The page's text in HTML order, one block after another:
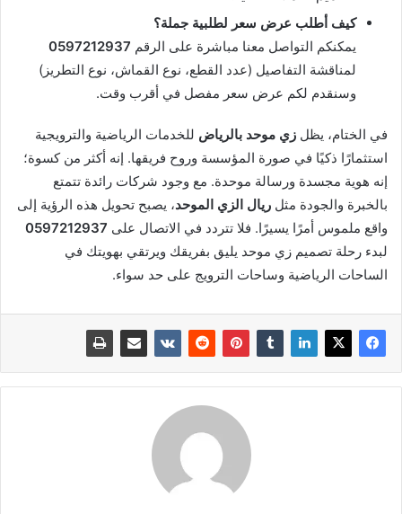
كيف أطلب عرض سعر لطلبية جملة؟
يمكنكم التواصل معنا مباشرة على الرقم 0597212937
لمناقشة التفاصيل (عدد القطع، نوع القماش، نوع التطريز)
وسنقدم لكم عرض سعر مفصل في أقرب وقت.
في الختام، يظل زي موحد بالرياض للخدمات الرياضية والترويجية
استثمارًا ذكيًا في صورة المؤسسة وروح فريقها. إنه أكثر من كسوة؛
إنه هوية مجسدة ورسالة موحدة. مع وجود شركات رائدة تتمتع
بالخبرة والجودة مثل ريال الزي الموحد، يصبح تحويل هذه الرؤية إلى
واقع ملموس أمرًا يسيرًا. فلا تتردد في الاتصال على 0597212937
لبدء رحلة تصميم زي موحد يليق بفريقك ويرتقي بهويتك في
الساحات الرياضية وساحات الترويج على حد سواء.